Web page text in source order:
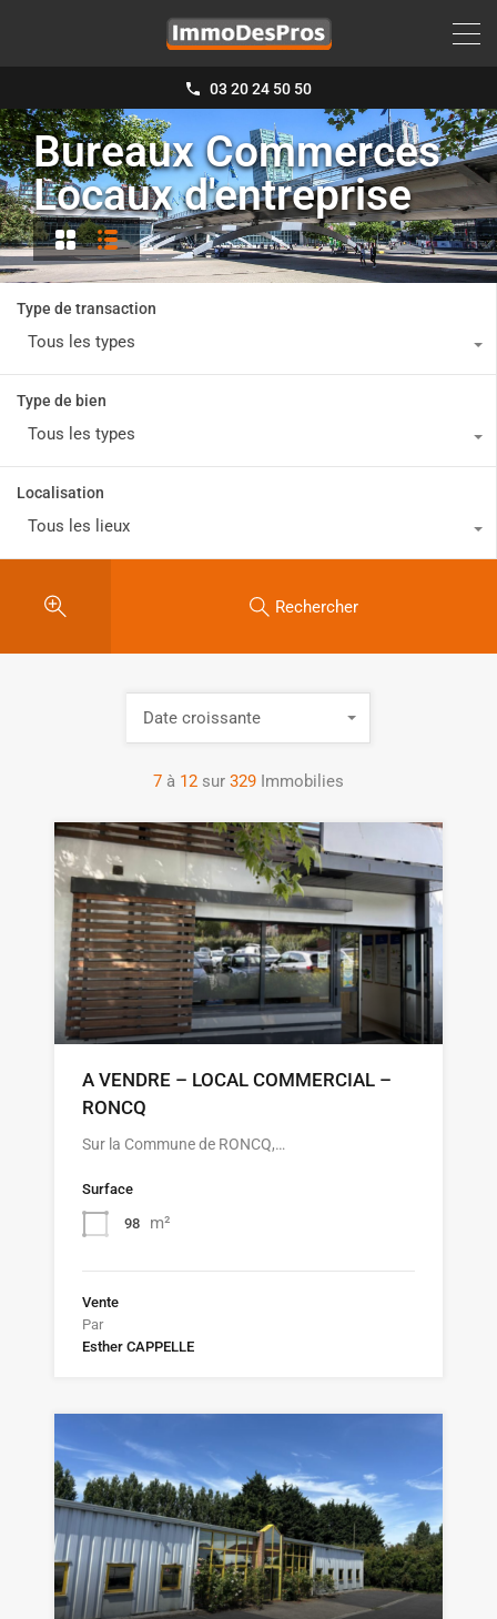
03 20 24 50 50
Bureaux Commerces
Locaux d'entreprise
Type de transaction
Tous les types
Type de bien
Tous les types
Localisation
Tous les lieux
Rechercher
7 à 12 sur 329 Immobilies
Date croissante
A VENDRE – LOCAL COMMERCIAL –
RONCQ
Sur la Commune de RONCQ,…
Surface
98 m²
Vente
Par
Esther CAPPELLE